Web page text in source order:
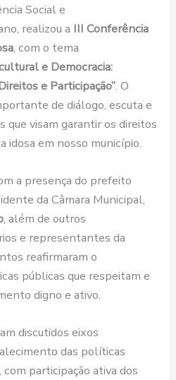
Social e
realizou a III Conferência
, com o tema
e Democracia:
e Participação”. O
de diálogo, escuta e
que visam garantir os direitos
idosa em nosso município.
a presença do prefeito
da Câmara Municipal,
, além de outros
e representantes da
reafirmaram o
públicas que respeitam e
digno e ativo.
discutidos eixos
das políticas
participação ativa dos